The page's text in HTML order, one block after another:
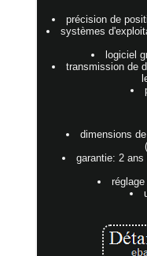
précision de
systèmes
logiciel
transmission de
dimensions
garantie: 2